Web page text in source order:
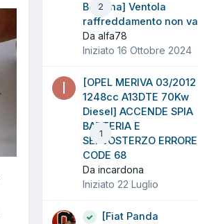
2
Benzina] Ventola
raffreddamento non va
Da alfa78
Iniziato 16 Ottobre 2024
1
[OPEL MERIVA 03/2012
1248cc A13DTE 70Kw
Diesel] ACCENDE SPIA
BATTERIA E
SERVOSTERZO ERRORE
CODE 68
Da incardona
Iniziato 22 Luglio
[Fiat Panda